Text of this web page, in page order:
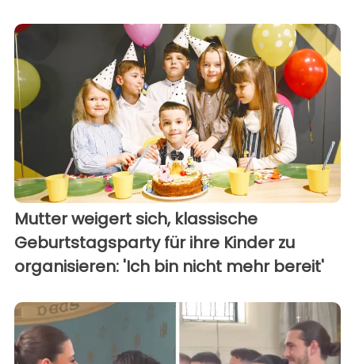
Mutter weigert sich, klassische
Geburtstagsparty für ihre Kinder zu
organisieren: 'Ich bin nicht mehr bereit'